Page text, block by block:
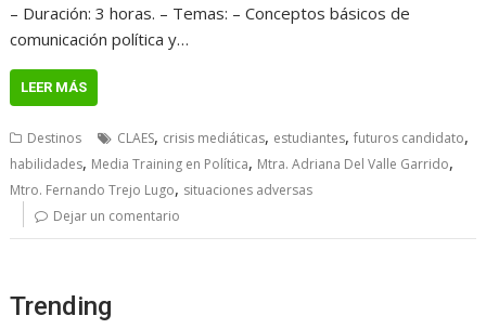
– Duración: 3 horas. – Temas: – Conceptos básicos de
comunicación política y…
LEER MÁS
Destinos CLAES, crisis mediáticas, estudiantes,futuros candidato,
habilidades, Media Training en Política, Mtra. Adriana Del Valle Garrido,
Mtro. Fernando Trejo Lugo, situaciones adversas
Dejar un comentario
Trending